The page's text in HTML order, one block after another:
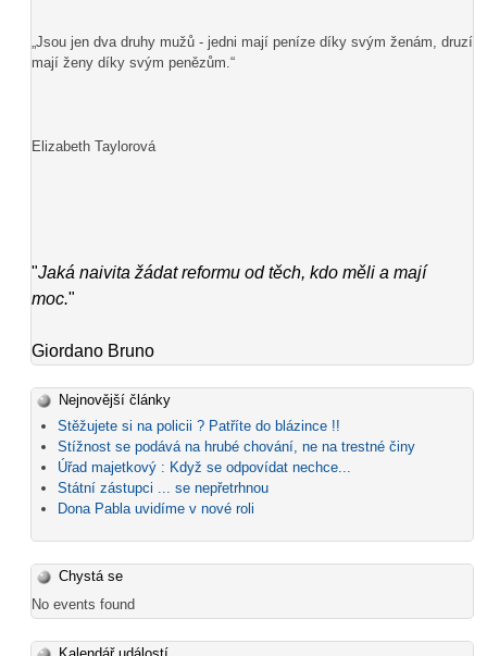
„Jsou jen dva druhy mužů - jedni mají peníze díky svým ženám, druzí
mají ženy díky svým penězům.“
Elizabeth Taylorová
"Jaká naivita žádat reformu od těch, kdo měli a mají
moc."
Giordano Bruno
Nejnovější články
Stěžujete si na policii ? Patříte do blázince !!
Stížnost se podává na hrubé chování, ne na trestné činy
Úřad majetkový : Když se odpovídat nechce...
Státní zástupci ... se nepřetrhnou
Dona Pabla uvidíme v nové roli
Chystá se
No events found